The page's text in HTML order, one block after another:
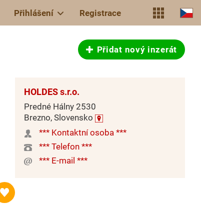
Přihlášení Registrace
Přidat nový inzerát
HOLDES s.r.o.
Predné Hálny 2530
Brezno, Slovensko
*** Kontaktní osoba ***
*** Telefon ***
*** E-mail ***